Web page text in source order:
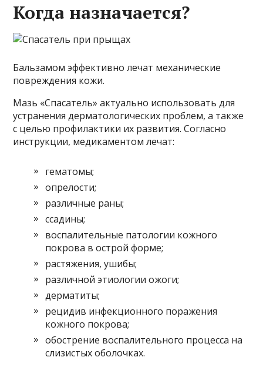
Когда назначается?
Бальзамом эффективно лечат механические
повреждения кожи.
Мазь «Спасатель» актуально использовать для
устранения дерматологических проблем, а также
с целью профилактики их развития. Согласно
инструкции, медикаментом лечат:
гематомы;
опрелости;
различные раны;
ссадины;
воспалительные патологии кожного
покрова в острой форме;
растяжения, ушибы;
различной этиологии ожоги;
дерматиты;
рецидив инфекционного поражения
кожного покрова;
обострение воспалительного процесса на
слизистых оболочках.